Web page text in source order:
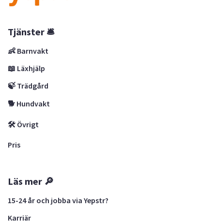
Tjänster 🛎
👶 Barnvakt
📖 Läxhjälp
🍃 Trädgård
🐕 Hundvakt
🛠 Övrigt
Pris
Läs mer 🔎
15-24 år och jobba via Yepstr?
Karriär